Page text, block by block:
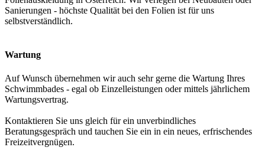
Sanierungen - höchste Qualität bei den Folien ist für uns
selbstverständlich.
Wartung
Auf Wunsch übernehmen wir auch sehr gerne die Wartung Ihres
Schwimmbades - egal ob Einzelleistungen oder mittels jährlichem
Wartungsvertrag.
Kontaktieren Sie uns gleich für ein unverbindliches
Beratungsgespräch und tauchen Sie ein in ein neues, erfrischendes
Freizeitvergnügen.